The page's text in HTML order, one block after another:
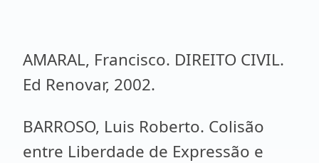
AMARAL, Francisco. DIREITO CIVIL.
Ed Renovar, 2002.
BARROSO, Luis Roberto. Colisão
entre Liberdade de Expressão e